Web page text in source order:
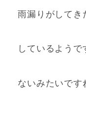
雨漏りがしてき
しているよう
ないみたいです